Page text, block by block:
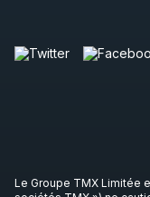
Le Groupe TMX Limitée